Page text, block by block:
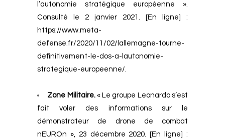
l’autonomie stratégique européenne ».
Consulté le 2 janvier 2021. [En ligne] :
https://www.meta-
defense.fr/2020/11/02/lallemagne-tourne-
definitivement-le-dos-a-lautonomie-
strategique-europeenne/.
Zone Militaire.« Le groupe Leonardo s’est
fait voler des informations sur le
démonstrateur de drone de combat
nEUROn », 23 décembre 2020. [En ligne] :